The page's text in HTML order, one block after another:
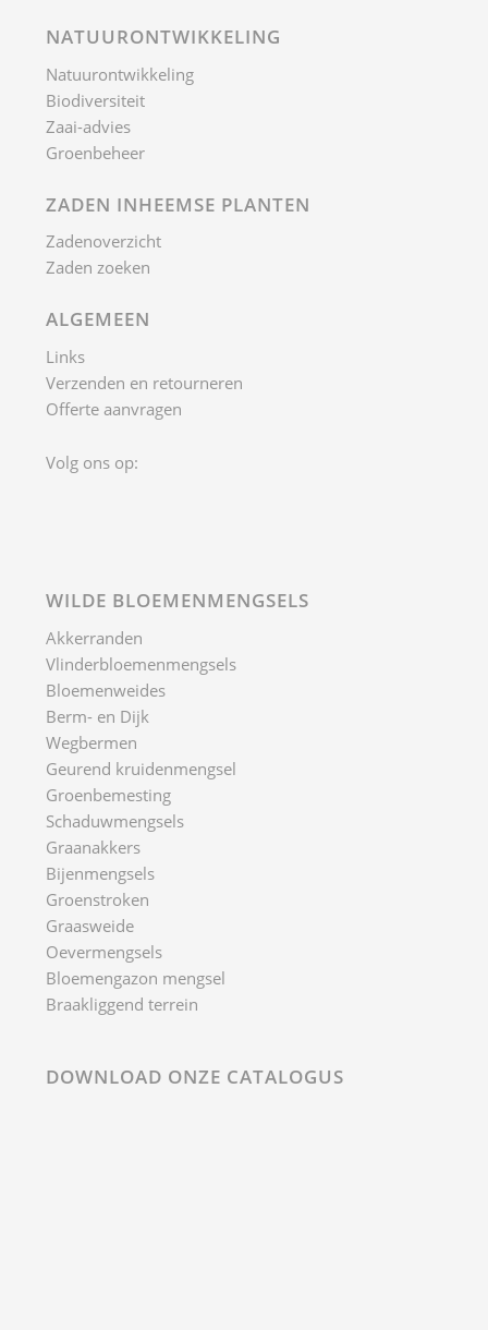
NATUURONTWIKKELING
Natuurontwikkeling
Biodiversiteit
Zaai-advies
Groenbeheer
ZADEN INHEEMSE PLANTEN
Zadenoverzicht
Zaden zoeken
ALGEMEEN
Links
Verzenden en retourneren
Offerte aanvragen
Volg ons op:
WILDE BLOEMENMENGSELS
Akkerranden
Vlinderbloemenmengsels
Bloemenweides
Berm- en Dijk
Wegbermen
Geurend kruidenmengsel
Groenbemesting
Schaduwmengsels
Graanakkers
Bijenmengsels
Groenstroken
Graasweide
Oevermengsels
Bloemengazon mengsel
Braakliggend terrein
DOWNLOAD ONZE CATALOGUS